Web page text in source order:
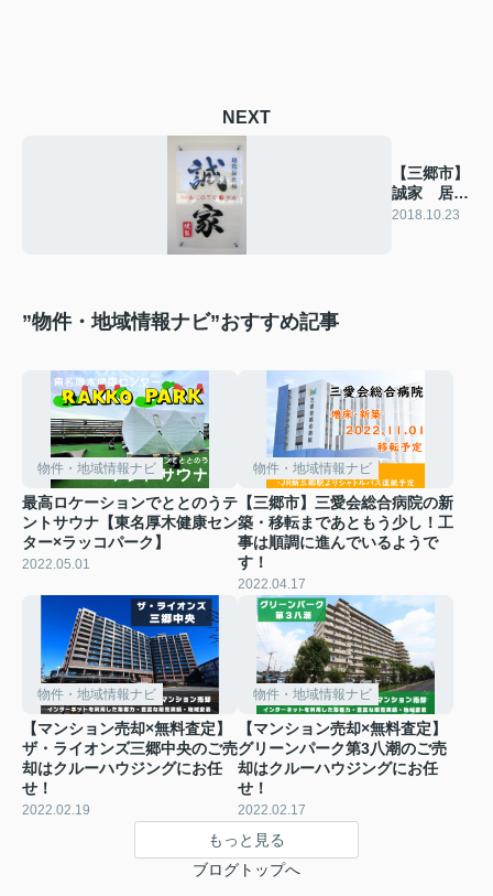
NEXT
【三郷市】
誠家 居酒
屋
2018.10.23
”物件・地域情報ナビ”おすすめ記事
物件・地域情報ナビ
最高ロケーションでととのうテ
ントサウナ【東名厚木健康セン
ター×ラッコパーク】
2022.05.01
物件・地域情報ナビ
【三郷市】三愛会総合病院の新
築・移転まであともう少し！工
事は順調に進んでいるようで
す！
2022.04.17
物件・地域情報ナビ
【マンション売却×無料査定】
ザ・ライオンズ三郷中央のご売
却はクルーハウジングにお任
せ！
2022.02.19
物件・地域情報ナビ
【マンション売却×無料査定】
グリーンパーク第3八潮のご売
却はクルーハウジングにお任
せ！
2022.02.17
もっと見る
ブログトップへ